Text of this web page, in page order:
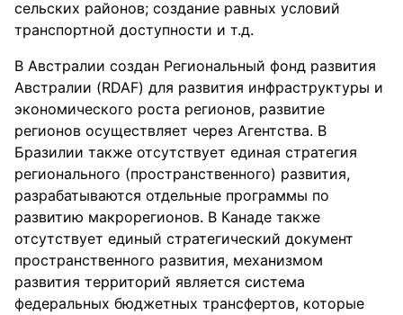
сельских районов; создание равных условий
транспортной доступности и т.д.
В Австралии создан Региональный фонд развития
Австралии (RDAF) для развития инфраструктуры и
экономического роста регионов, развитие
регионов осуществляет через Агентства. В
Бразилии также отсутствует единая стратегия
регионального (пространственного) развития,
разрабатываются отдельные программы по
развитию макрорегионов. В Канаде также
отсутствует единый стратегический документ
пространственного развития, механизмом
развития территорий является система
федеральных бюджетных трансфертов, которые